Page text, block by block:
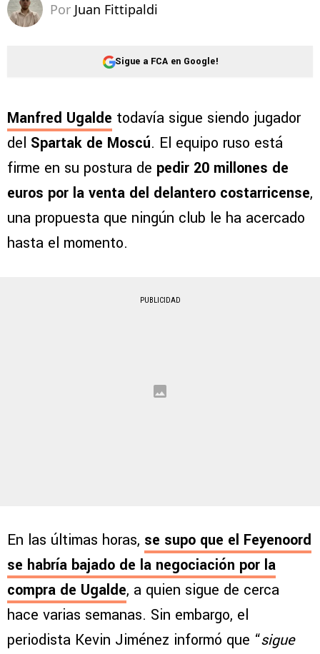
Por Juan Fittipaldi
Sigue a FCA en Google!
Manfred Ugalde todavía sigue siendo jugador
del Spartak de Moscú. El equipo ruso está
firme en su postura de pedir 20 millones de
euros por la venta del delantero costarricense,
una propuesta que ningún club le ha acercado
hasta el momento.
PUBLICIDAD
En las últimas horas, se supo que el Feyenoord
se habría bajado de la negociación por la
compra de Ugalde, a quien sigue de cerca
hace varias semanas. Sin embargo, el
periodista Kevin Jiménez informó que “sigue